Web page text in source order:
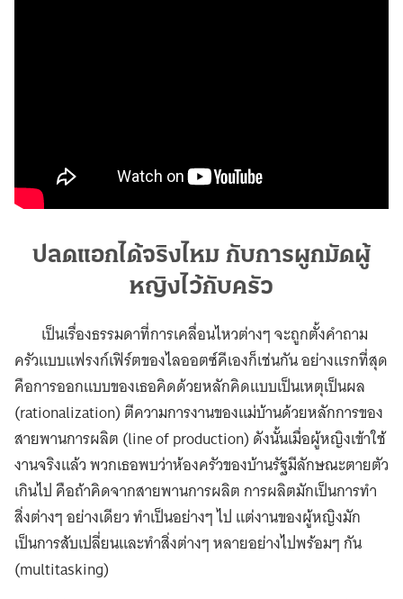
ปลดแอกได้จริงไหม กับการผูกมัดผู้
หญิงไว้กับครัว
เป็นเรื่องธรรมดาที่การเคลื่อนไหวต่างๆ จะถูกตั้งคำถาม
ครัวแบบแฟรงก์เฟิร์ตของไลออตซ์คีเองก็เช่นกัน อย่างแรกที่สุด
คือการออกแบบของเธอคิดด้วยหลักคิดแบบเป็นเหตุเป็นผล
(rationalization) ตีความการงานของแม่บ้านด้วยหลักการของ
สายพานการผลิต (line of production) ดังนั้นเมื่อผู้หญิงเข้าใช้
งานจริงแล้ว พวกเธอพบว่าห้องครัวของบ้านรัฐมีลักษณะตายตัว
เกินไป คือถ้าคิดจากสายพานการผลิต การผลิตมักเป็นการทำ
สิ่งต่างๆ อย่างเดียว ทำเป็นอย่างๆ ไป แต่งานของผู้หญิงมัก
เป็นการสับเปลี่ยนและทำสิ่งต่างๆ หลายอย่างไปพร้อมๆ กัน
(multitasking)